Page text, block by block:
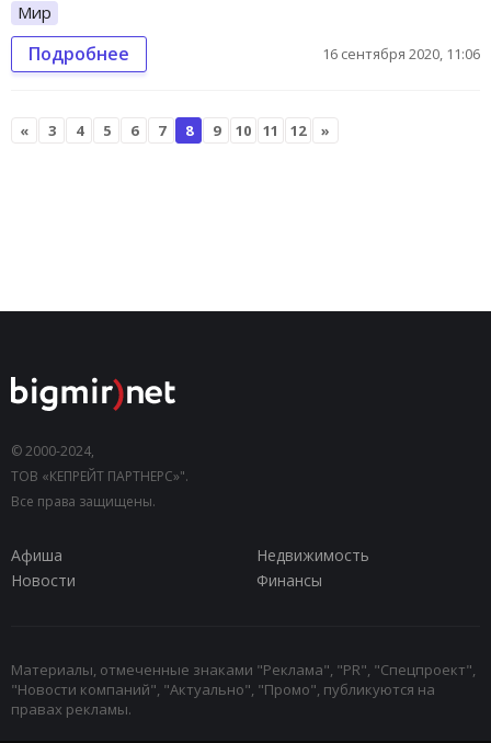
Мир
Подробнее 16 сентября 2020, 11:06
« 3 4 5 6 7 8 9 10 11 12 »
© 2000-2024,
ТОВ «КЕПРЕЙТ ПАРТНЕРС»".
Все права защищены.
Афиша
Недвижимость
Новости
Финансы
Материалы, отмеченные знаками "Реклама", "PR", "Спецпроект",
"Новости компаний", "Актуально", "Промо", публикуются на
правах рекламы.